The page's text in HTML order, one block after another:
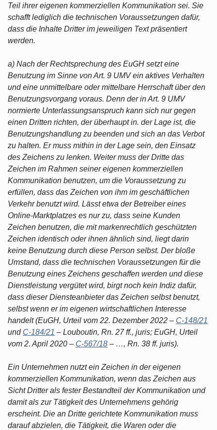
Teil ihrer eigenen kommerziellen Kommunikation sei. Sie
schafft lediglich die technischen Voraussetzungen dafür,
dass die Inhalte Dritter im jeweiligen Text präsentiert
werden.
a) Nach der Rechtsprechung des EuGH setzt eine
Benutzung im Sinne von Art. 9 UMV ein aktives Verhalten
und eine unmittelbare oder mittelbare Herrschaft über den
Benutzungsvorgang voraus. Denn der in Art. 9 UMV
normierte Unterlassungsanspruch kann sich nur gegen
einen Dritten richten, der überhaupt in. der Lage ist, die
Benutzungshandlung zu beenden und sich an das Verbot
zu halten. Er muss mithin in der Lage sein, den Einsatz
des Zeichens zu lenken. Weiter muss der Dritte das
Zeichen im Rahmen seiner eigenen kommerziellen
Kommunikation benutzen, um die Voraussetzung zu
erfüllen, dass das Zeichen von ihm im geschäftlichen
Verkehr benutzt wird. Lässt etwa der Betreiber eines
Online-Marktplatzes es nur zu, dass seine Kunden
Zeichen benutzen, die mit markenrechtlich geschützten
Zeichen identisch oder ihnen ähnlich sind, liegt darin
keine Benutzung durch diese Person selbst. Der bloße
Umstand, dass die technischen Voraussetzungen für die
Benutzung eines Zeichens geschaffen werden und diese
Dienstleistung vergütet wird, birgt noch kein Indiz dafür,
dass dieser Diensteanbieter das Zeichen selbst benutzt,
selbst wenn er im eigenen wirtschaftlichen Interesse
handelt (EuGH, Urteil vom 22. Dezember 2022 – C-148/21
und C-184/21 – Louboutin, Rn. 27 ff., juris; EuGH, Urteil
vom 2. April 2020 – C-567/18 – …, Rn. 38 ff. juris).
Ein Unternehmen nutzt ein Zeichen in der eigenen
kommerziellen Kommunikation, wenn das Zeichen aus
Sicht Dritter als fester Bestandteil der Kommunikation und
damit als zur Tätigkeit des Unternehmens gehörig
erscheint. Die an Dritte gerichtete Kommunikation muss
darauf abzielen, die Tätigkeit, die Waren oder die